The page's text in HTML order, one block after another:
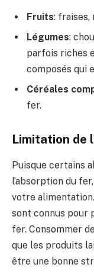
Fruits: fraises,
Légumes:
parfois riches
composés qui
Céréales
fer.
Limitation de
Puisque certains
l’absorption du
votre
sont connus pour
fer. Consommer
que les produits
être une bonne